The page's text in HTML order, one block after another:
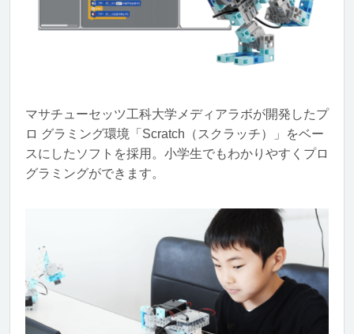
マサチューセッツ工科大学メディアラボが開発したプ
ロ グラミング環境「Scratch（スクラッチ）」をベー
スにしたソフトを採用。小学生でもわかりやすくプロ
グラミングができます。